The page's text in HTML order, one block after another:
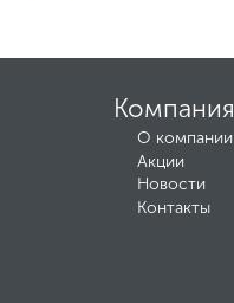
Компания
О компании
Акции
Новости
Контакты